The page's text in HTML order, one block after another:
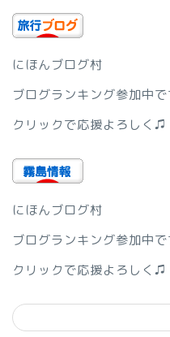
にほんブログ村
ブログランキング参加中
クリックで応援よろしく♫
にほんブログ村
ブログランキング参加中
クリックで応援よろしく♫